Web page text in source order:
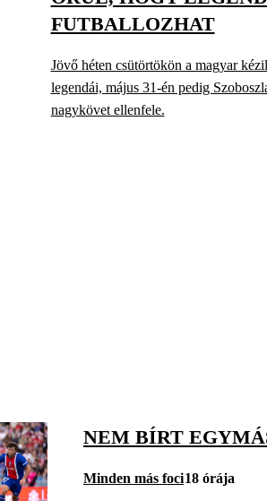
FUTBALLOZHAT
Jövő héten csütörtökön a magyar
legendái, május 31-én pedig
nagykövet ellenfele.
NEM BÍRT
Minden más foci18 órája